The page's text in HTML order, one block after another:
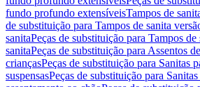
fundo profundo extensíveisTampos de
de substituição para Tampos de sanita
sanitaPeças de substituição para Tampos de
sanitaPeças de substituição para Assentos
criançasPeças de substituição para Sanitas
suspensasPeças de substituição para Sanitas